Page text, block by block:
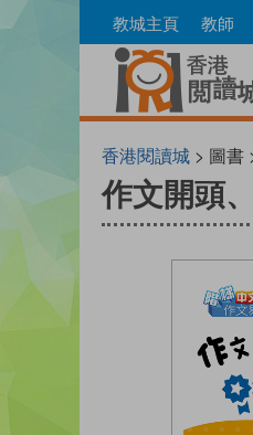
to
教城主頁 教師
香港閱讀城 > 圖書
作文開頭